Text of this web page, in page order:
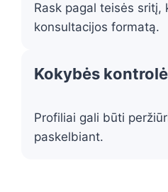
Rask pagal teisės sritį,
konsultacijos formatą.
Kokybės kontrolė
Profiliai gali būti
paskelbiant.